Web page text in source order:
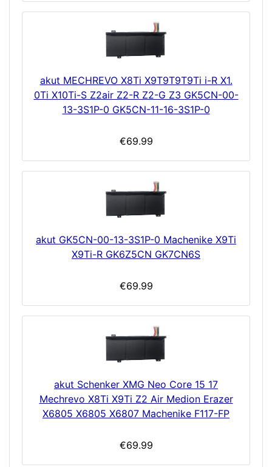
akut MECHREVO X8Ti X9T9T9T9Ti i-R X1.
0Ti X10Ti-S Z2air Z2-R Z2-G Z3 GK5CN-00-
13-3S1P-0 GK5CN-11-16-3S1P-0
€69.99
akut GK5CN-00-13-3S1P-0 Machenike X9Ti
X9Ti-R GK6Z5CN GK7CN6S
€69.99
akut Schenker XMG Neo Core 15 17
Mechrevo X8Ti X9Ti Z2 Air Medion Erazer
X6805 X6805 X6807 Machenike F117-FP
€69.99